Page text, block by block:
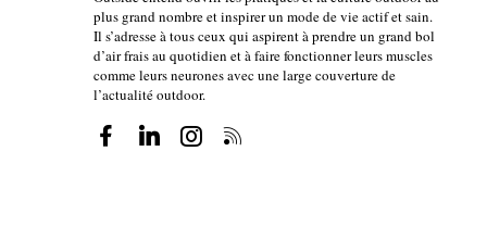
Sur le nombre d'athlètes au départ, je pense que
l’UTMB. Mais ce qui a peut-être joué aussi, c’est
d'attirer des athlètes à travers le monde. Mais on
plupart des autres courses du circuit, c’est plutôt
nationalités différentes. Cela dit, même avec 2000
est rendu compte assez vite, une fois qu’on a
plus grand nombre et inspirer un mode de vie actif et sain.
Il s’adresse à tous ceux qui aspirent à prendre un grand bol
d’air frais au quotidien et à faire fonctionner leurs muscles
comme leurs neurones avec une large couverture de
l’actualité outdoor.